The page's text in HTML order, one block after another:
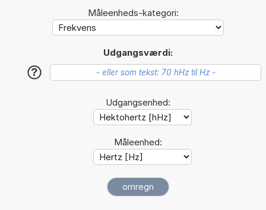
Måleenheds-kategori:
Udgangsværdi:
?
Udgangsenhed:
Måleenhed: